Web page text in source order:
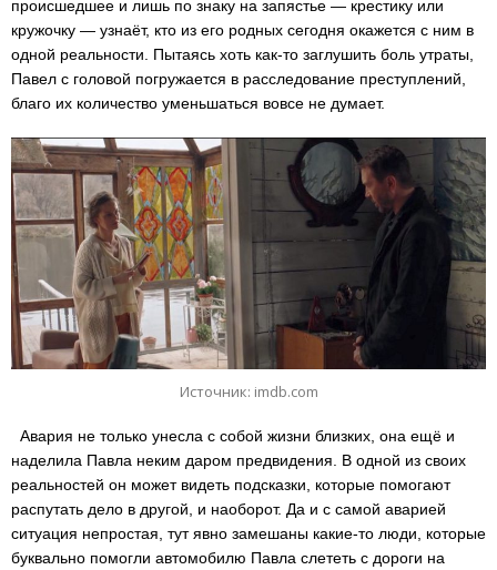
происшедшее и лишь по знаку на запястье — крестику или
кружочку — узнаёт, кто из его родных сегодня окажется с ним в
одной реальности. Пытаясь хоть как-то заглушить боль утраты,
Павел с головой погружается в расследование преступлений,
благо их количество уменьшаться вовсе не думает.
Источник: imdb.com
Авария не только унесла с собой жизни близких, она ещё и
наделила Павла неким даром предвидения. В одной из своих
реальностей он может видеть подсказки, которые помогают
распутать дело в другой, и наоборот. Да и с самой аварией
ситуация непростая, тут явно замешаны какие-то люди, которые
буквально помогли автомобилю Павла слететь с дороги на